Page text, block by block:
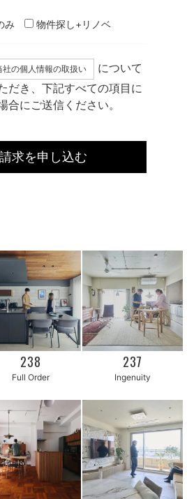
み 物件探し+リノベ
社の個人情報の取扱い について
だき、下記すべての項目に
合にご送信ください。
238
Full Order
237
Ingenuity